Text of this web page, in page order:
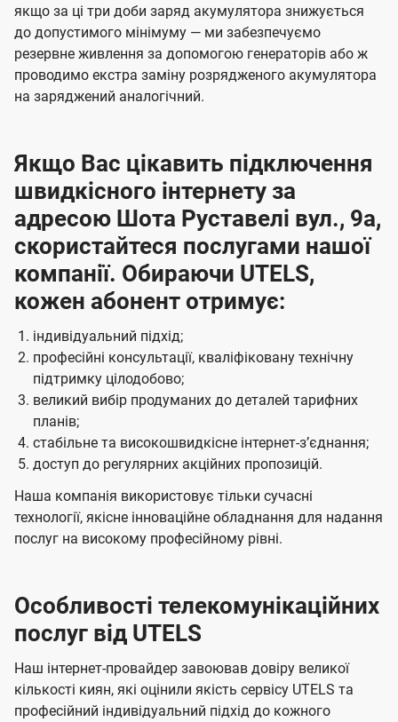
якщо за ці три доби заряд акумулятора знижується
до допустимого мінімуму — ми забезпечуємо
резервне живлення за допомогою генераторів або ж
проводимо екстра заміну розрядженого акумулятора
на заряджений аналогічний.
Якщо Вас цікавить підключення
швидкісного інтернету за
адресою Шота Руставелі вул., 9а,
скористайтеся послугами нашої
компанії. Обираючи UTELS,
кожен абонент отримує:
індивідуальний підхід;
професійні консультації, кваліфіковану технічну
підтримку цілодобово;
великий вибір продуманих до деталей тарифних
планів;
стабільне та високошвидкісне інтернет-зʼєднання;
доступ до регулярних акційних пропозицій.
Наша компанія використовує тільки сучасні
технології, якісне інноваційне обладнання для надання
послуг на високому професійному рівні.
Особливості телекомунікаційних
послуг від UTELS
Наш інтернет-провайдер завоював довіру великої
кількості киян, які оцінили якість сервісу UTELS та
професійний індивідуальний підхід до кожного